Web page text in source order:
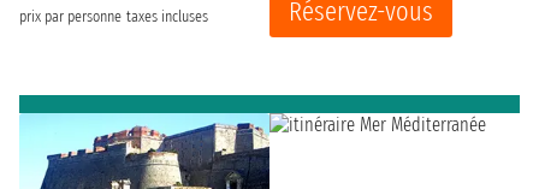
prix par personne taxes incluses
Réservez-vous